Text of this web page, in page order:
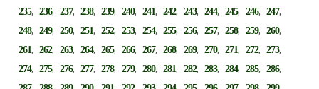
235,236,237,238,239,240,241,242,243,244,245,246,247,
248,249,250,251,252,253,254,255,256,257,258,259,260,
261,262,263,264,265,266,267,268,269,270,271,272,273,
274,275,276,277,278,279,280,281,282,283,284,285,286,